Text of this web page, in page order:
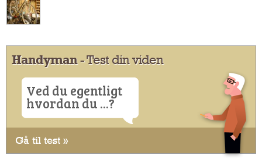
Handyman- Test din viden
Ved du egentligt
hvordan du ...?
Gå til test »